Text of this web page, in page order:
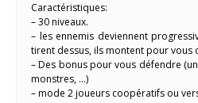
Caractéristiques:
– 30 niveaux.
– les ennemis deviennent
tirent dessus, ils montent pour vous
– Des bonus pour vous défendre
monstres, …)
– mode 2 joueurs coopératifs ou